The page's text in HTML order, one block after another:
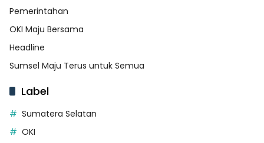
Pemerintahan
OKI Maju Bersama
Headline
Sumsel Maju Terus untuk Semua
Label
Sumatera Selatan
OKI